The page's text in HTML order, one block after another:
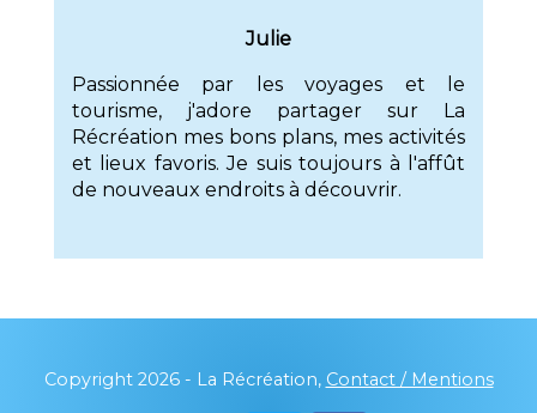
Julie
Passionnée par les voyages et le
tourisme, j'adore partager sur La
Récréation mes bons plans, mes activités
et lieux favoris. Je suis toujours à l'affût
de nouveaux endroits à découvrir.
Copyright 2026 - La Récréation, Contact / Mentions